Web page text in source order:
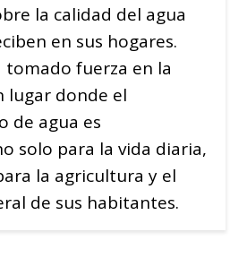
la calidad del agua
en sus hogares.
tomado fuerza en la
lugar donde el
de agua es
solo para la vida diaria,
la agricultura y el
de sus habitantes.